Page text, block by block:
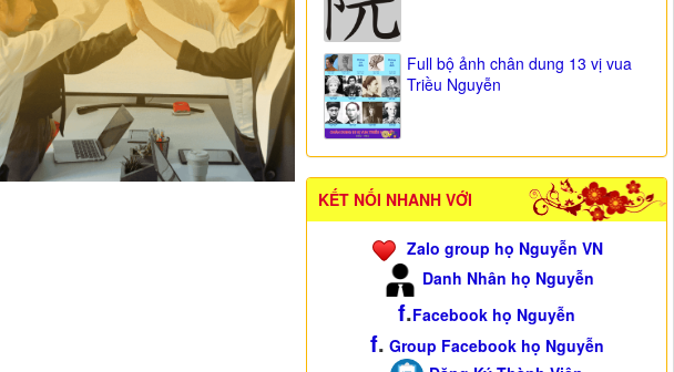
Full bộ ảnh chân dung 13 vị vua
Triều Nguyễn
KẾT NỐI NHANH VỚI
Zalo group họ Nguyễn VN
Danh Nhân họ Nguyễn
f.Facebook họ Nguyễn
f. Group Facebook họ Nguyễn